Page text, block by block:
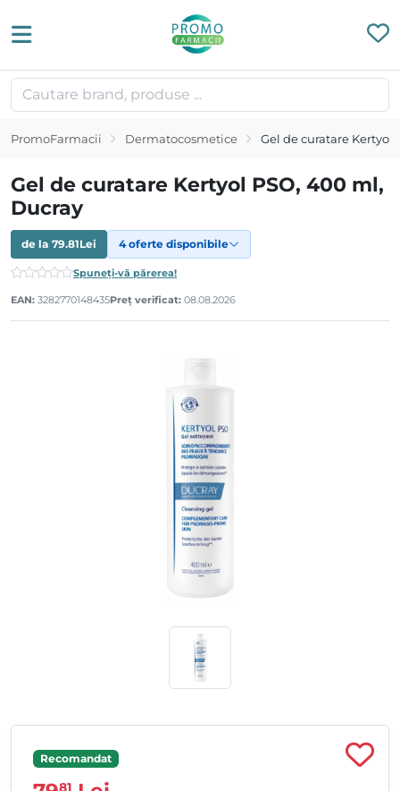
PromoFarmacii Dermatocosmetice Gel de curatare Kertyol
Gel de curatare Kertyol PSO, 400 ml,
Ducray
de la 79.81Lei 4 oferte disponibile
Spuneți-vă părerea!
EAN: 3282770148435Preț verificat: 08.08.2026
Recomandat
81